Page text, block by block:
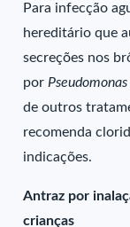
Para infecção
hereditário que
secreções nos
por
de outros
recomenda
indicações.
Antraz por
crianças